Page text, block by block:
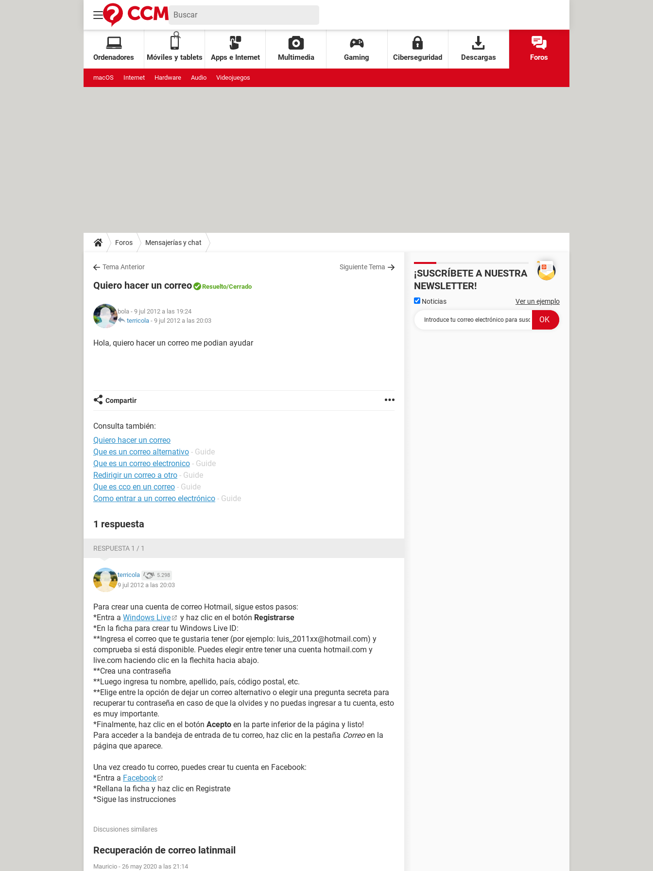
Ordenadores Móviles y tablets Apps e Internet Multimedia Gaming Ciberseguridad Descargas Foros
macOS Internet Hardware Audio Videojuegos
Foros Mensajerías y chat
Tema Anterior Siguiente Tema
Quiero hacer un correo Resuelto/Cerrado
bola - 9 jul 2012 a las 19:24
terricola - 9 jul 2012 a las 20:03
Hola, quiero hacer un correo me podian ayudar
Compartir
Consulta también:
Quiero hacer un correo
Que es un correo alternativo - Guide
Que es un correo electronico - Guide
Redirigir un correo a otro - Guide
Que es cco en un correo - Guide
Como entrar a un correo electrónico - Guide
1 respuesta
RESPUESTA 1 / 1
terricola 5.298
9 jul 2012 a las 20:03
Para crear una cuenta de correo Hotmail, sigue estos pasos:
*Entra a Windows Live y haz clic en el botón Registrarse
*En la ficha para crear tu Windows Live ID:
**Ingresa el correo que te gustaria tener (por ejemplo: luis_2011xx@hotmail.com) y
comprueba si está disponible. Puedes elegir entre tener una cuenta hotmail.com y
live.com haciendo clic en la flechita hacia abajo.
**Crea una contraseña
**Luego ingresa tu nombre, apellido, país, código postal, etc.
**Elige entre la opción de dejar un correo alternativo o elegir una pregunta secreta para
recuperar tu contraseña en caso de que la olvides y no puedas ingresar a tu cuenta, esto
es muy importante.
*Finalmente, haz clic en el botón Acepto en la parte inferior de la página y listo!
Para acceder a la bandeja de entrada de tu correo, haz clic en la pestaña Correoen la
página que aparece.
Una vez creado tu correo, puedes crear tu cuenta en Facebook:
*Entra a Facebook
*Rellana la ficha y haz clic en Registrate
*Sigue las instrucciones
Discusiones similares
Recuperación de correo latinmail
Mauricio - 26 may 2020 a las 21:14
¡SUSCRÍBETE A NUESTRA
NEWSLETTER!
Noticias Ver un ejemplo